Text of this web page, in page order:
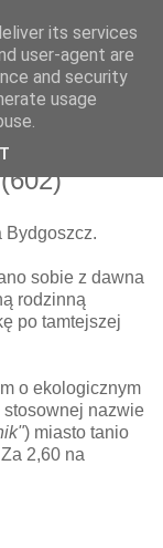
Bydgoszcz.
sobie z dawna
rodzinną
po tamtejszej
o ekologicznym
stosownej nazwie
) miasto tanio
2,60 na
its services
user-agent are
and security
usage